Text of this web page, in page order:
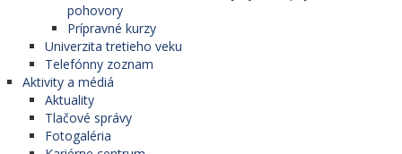
pohovory
Prípravné kurzy
Univerzita tretieho veku
Telefónny zoznam
Aktivity a médiá
Aktuality
Tlačové správy
Fotogaléria